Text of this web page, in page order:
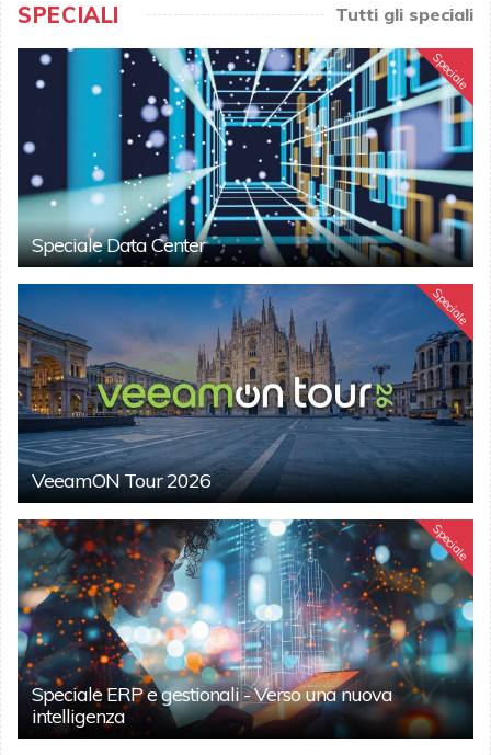
SPECIALI Tutti gli speciali
Speciale
Speciale Data Center
Speciale
VeeamON Tour 2026
Speciale
Speciale ERP e gestionali - Verso una nuova
intelligenza